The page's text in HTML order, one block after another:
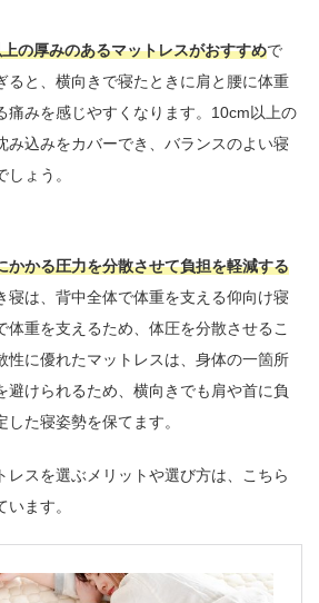
の厚みのあるマットレスがおすすめで
ると、横向きで寝たときに肩と腰に体重
痛みを感じやすくなります。10cm以上の
み込みをカバーでき、バランスのよい寝
ょう。
かかる圧力を分散させて負担を軽減する
寝は、背中全体で体重を支える仰向け寝
体重を支えるため、体圧を分散させるこ
性に優れたマットレスは、身体の一箇所
避けられるため、横向きでも肩や首に負
た寝姿勢を保てます。
レスを選ぶメリットや選び方は、こちら
ます。